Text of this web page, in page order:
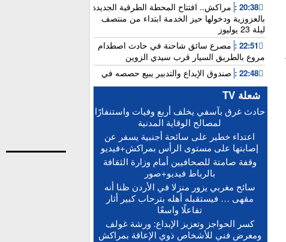
20:38 :
مراكش.. افتتاح المحطة الطرقية الجديدة
بالعزوزية ودخولها حيز الخدمة ابتداء من منتصف
ليلة 23 يوليوز
22:51 :
مصرع سائق شاحنة في حادث اصطدام
مروع بالطريق السيار قرب سيدي الزوين
22:48 :
صندوق الإيداع والتدبير يبيع حصصه في
بنك “سياش”
15:25 :
عامل بناء يلقى مصرعه إثر سقوطه من
الطابق الثاني بورش بالمدينة العتيقة لمراكش
أخنوش: الاجتماع المغربي-الفرنسي يطلق
التنفيذ العملي للشراكة الاستثنائية
15:13 :
“حصيلة إيجابية”.. فرنسا والمغرب يعززان
التعاون الأمني والاقتصادي بمعاهدات غير مسبوقة
15:06 :
الدكتورة أمل العباسي.. نموذج للأستاذة
الجامعية التي تجمع بين التميز الأكاديمي والالتزام
التربوي
12:16 :
بعد إجراء الاستدراكية.. الإعلان عن النتائج
النهائية للبكالوريا ونسبة النجاح تتجاوز 81 في المائة
شعلة TV
حادث غرق بآسفي يخلف أربع وفيات واستنفارًا
لمصالح الوقاية المدنية
اعتداء خطير على سائحة أجنبية يسفر عن
إصابتها على مستوى الرأس بمراكش+فيديو
وقفة صامتة للصحافيين أمام وزارة الثقافة
بالرباط فيديو+صور
سائح مغربي يزور منزلا في الأردن ظنا أنه
مقهى … فيستقبله أهله بترحاب كبير أثار
تفاعلًا واسعًا
كسر الحواجز وتعزيز الإبداع: ورشة غولف
ومعرض فني للأشخاص ذوي الإعاقة بمراكش